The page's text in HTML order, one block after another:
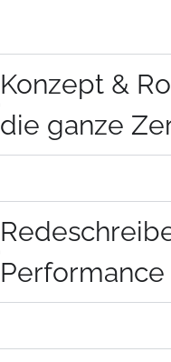
Konzept &
die ganze
Performance